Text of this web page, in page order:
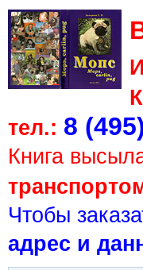
тел.: 8
Книга
Чтобы
адрес и